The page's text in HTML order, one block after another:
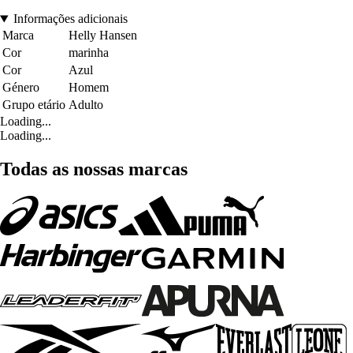
Informações adicionais
Marca
Helly Hansen
Cor
marinha
Cor
Azul
Género
Homem
Grupo etário Adulto
Loading...
Loading...
Todas as nossas marcas